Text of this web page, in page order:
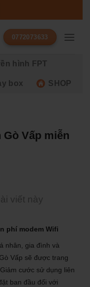
0772073633
hình FPT
box SHOP
Vấp miễn
viết này
phí modem Wifi
nhân, gia đình và
Vấp sẽ được trang
. Giảm cước sử dụng liên
ban đầu đối với